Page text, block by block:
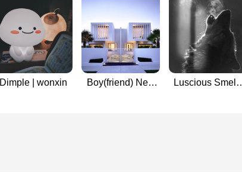
Dimple | wonxin
Boy(friend) Next
Luscious Smell |